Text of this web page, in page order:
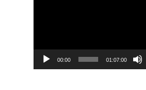
00:00 01:07:00